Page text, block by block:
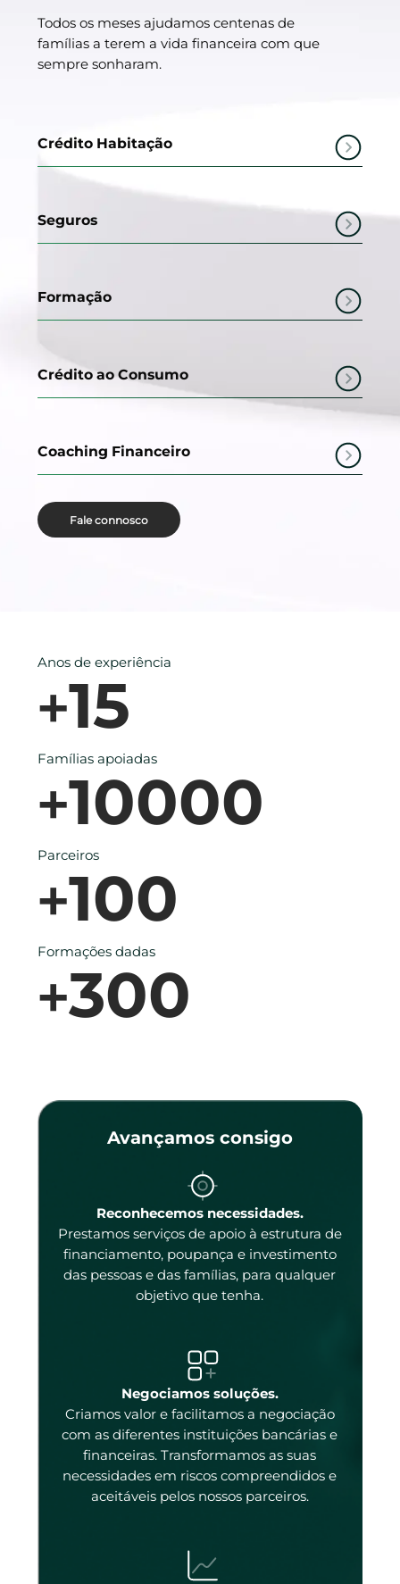
Todos os meses ajudamos centenas de
famílias a terem a vida financeira com que
sempre sonharam.
Crédito Habitação
Seguros
Formação
Crédito ao Consumo
Coaching Financeiro
Fale connosco
Anos de experiência
+15
Famílias apoiadas
+10000
Parceiros
+100
Formações dadas
+300
Avançamos consigo
Reconhecemos necessidades.
Prestamos serviços de apoio à estrutura de
financiamento, poupança e investimento
das pessoas e das famílias, para qualquer
objetivo que tenha.
Negociamos soluções.
Criamos valor e facilitamos a negociação
com as diferentes instituições bancárias e
financeiras. Transformamos as suas
necessidades em riscos compreendidos e
aceitáveis pelos nossos parceiros.